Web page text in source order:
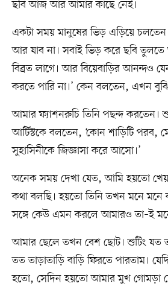
ছবি আজ আর আমার কাছে নেই।
একটা সময় মানুষের ভিড় এড়িয়ে
আর যাব না। সবাই ভিড় করে ছবি
বিব্রত লাগে। আর বিয়েবাড়ির আনন্দও
করতে পারি না।’ কেন বলতেন, এখন
আমার ফ্যাশনরুচি তিনি পছন্দ
আর্টিস্টকে বলতেন, ‘কোন শাড়িটি
সুহাসিনীকে জিজ্ঞাসা করে আসো।’
অনেক সময় দেখা যেত, আমি হয়তো
কথা বলছি। হয়তো তিনি তখন মনে মনে
সঙ্গে কেউ এমন করলে আমারও তা–ই
আমার ছেলে তখন বেশ ছোট। শুটিং যত
তত তাড়াতাড়ি বাড়ি ফিরতে পারতাম।
হতো, সেদিন হয়তো আমার মুখ গোমড়া